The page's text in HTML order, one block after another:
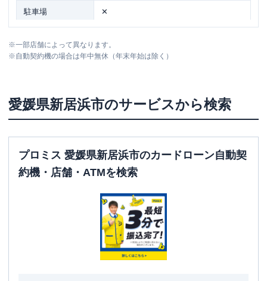
駐車場 ✕
住所
レス２１新居浜１Ｆ
※一部店舗によって異なります。
※自動契約機の場合は年中無休（年末年始は除く）
愛媛県新居浜市のサービスから検索
プロミス 愛媛県新居浜市のカードローン自動契
約機・店舗・ATMを検索